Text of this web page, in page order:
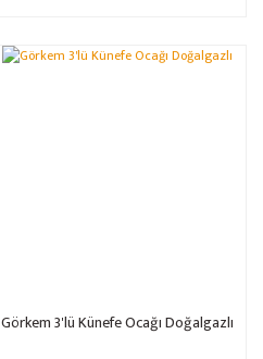
Görkem 3'lü Künefe Ocağı Doğalgazlı